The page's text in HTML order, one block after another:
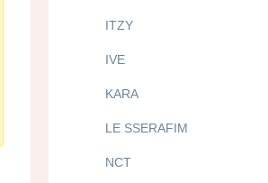
ITZY
IVE
KARA
LE SSERAFIM
NCT